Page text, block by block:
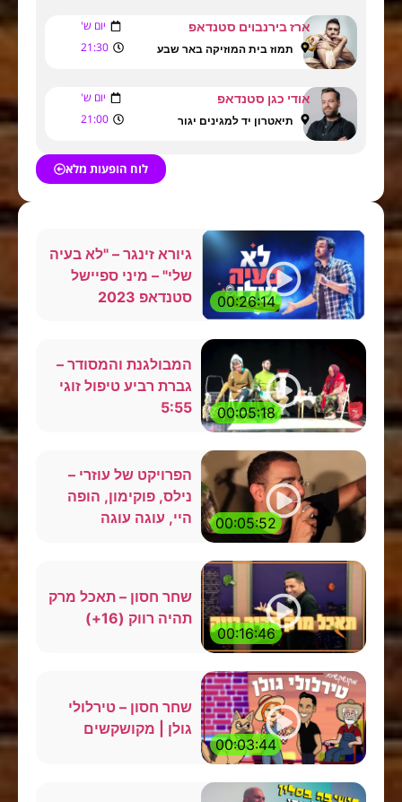
ארז בירנבוים סטנדאפ יום ש'
תמוז בית המוזיקה באר שבע 21:30
אודי כגן סטנדאפ יום ש'
תיאטרון יד למגינים יגור 21:00
לוח הופעות מלא
00:26:14
גיורא זינגר – "לא בעיה
שלי" – מיני ספיישל
סטנדאפ 2023
00:05:18
המבולגנת והמסודר –
גברת רביע טיפול זוגי
5:55
00:05:52
הפרויקט של עוזרי –
נילס, פוקימון, הופה
היי, עוגה עוגה
00:16:46
שחר חסון – תאכל מרק
תהיה רווק (16+)
00:03:44
שחר חסון – טירלולי
גולן | מקושקשים